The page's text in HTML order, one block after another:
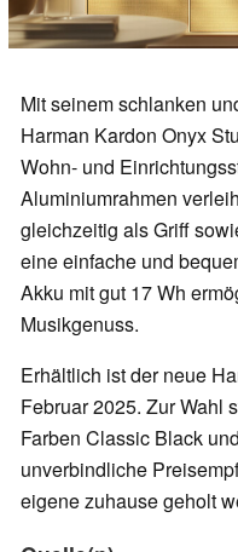
Mit seinem schlanken
Harman Kardon Onyx
Wohn- und
Aluminiumrahmen
gleichzeitig als Griff
eine einfache und
Akku mit gut 17 Wh
Musikgenuss.
Erhältlich ist der neue
Februar 2025. Zur Wahl
Farben Classic Black
unverbindliche
eigene zuhause geholt